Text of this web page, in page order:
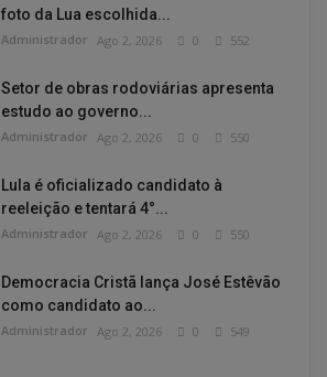
foto da Lua escolhida...
Administrador Ago 2, 2026 0 552
Setor de obras rodoviárias apresenta
estudo ao governo...
Administrador Ago 2, 2026 0 550
Lula é oficializado candidato à
reeleição e tentará 4°...
Administrador Ago 2, 2026 0 550
Democracia Cristã lança José Estêvão
como candidato ao...
Administrador Ago 2, 2026 0 549